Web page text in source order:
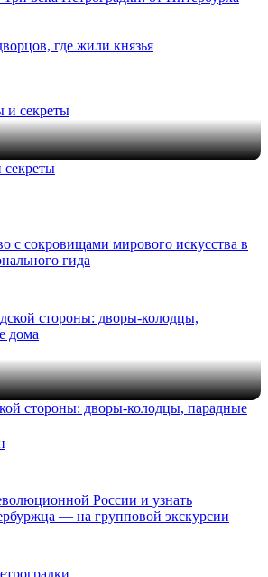
где жили князья
с сокровищами мирового искусства в
гида
стороны: дворы-колодцы, парадные
России и узнать
— на групповой экскурсии